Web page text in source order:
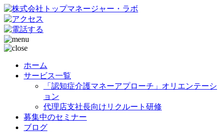
ホーム
サービス一覧
「認知症介護マネーアプローチ」オリエンテーシ
ョン
代理店支社長向けリクルート研修
募集中のセミナー
ブログ